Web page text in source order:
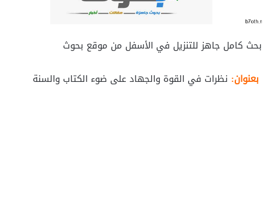
بحث كامل جاهز للتنزيل في الأسفل من موقع بحوث
بعنوان: نظرات في القوة والجهاد على ضوء الكتاب والسنة